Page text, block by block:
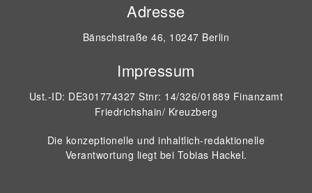
Adresse
Bänschstraße 46, 10247 Berlin
Impressum
Ust.-ID: DE301774327 Stnr: 14/326/01889 Finanzamt
Friedrichshain/ Kreuzberg
Die konzeptionelle und inhaltlich-redaktionelle
Verantwortung liegt bei Tobias Hackel.